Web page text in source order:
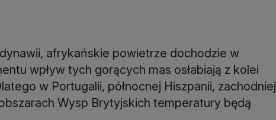
afrykańskie powietrze dochodzie w
wpływ tych gorących mas osłabiają z kolei
w Portugalii, północnej Hiszpanii, zachodniej
Wysp Brytyjskich temperatury będą